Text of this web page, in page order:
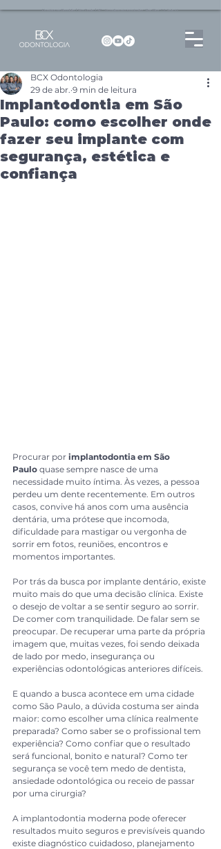
Dentista no Brooklin | São Paulo | SP Atendimento particular Rua Pitu, 72, Sala 65
Implantodontia em São
Paulo: como escolher onde
fazer seu implante com
segurança, estética e
confiança
BCX Odontologia
29 de abr. 9 min de leitura
Procurar por implantodontia em São
Paulo quase sempre nasce de uma
necessidade muito íntima. Às vezes, a pessoa
perdeu um dente recentemente. Em outros
casos, convive há anos com uma ausência
dentária, uma prótese que incomoda,
dificuldade para mastigar ou vergonha de
sorrir em fotos, reuniões, encontros e
momentos importantes.
Por trás da busca por implante dentário, existe
muito mais do que uma decisão clínica. Existe
o desejo de voltar a se sentir seguro ao sorrir.
De comer com tranquilidade. De falar sem se
preocupar. De recuperar uma parte da própria
imagem que, muitas vezes, foi sendo deixada
de lado por medo, insegurança ou
experiências odontológicas anteriores difíceis.
E quando a busca acontece em uma cidade
como São Paulo, a dúvida costuma ser ainda
maior: como escolher uma clínica realmente
preparada? Como saber se o profissional tem
experiência? Como confiar que o resultado
será funcional, bonito e natural? Como ter
segurança se você tem medo de dentista,
ansiedade odontológica ou receio de passar
por uma cirurgia?
A implantodontia moderna pode oferecer
resultados muito seguros e previsíveis quando
existe diagnóstico cuidadoso, planejamento